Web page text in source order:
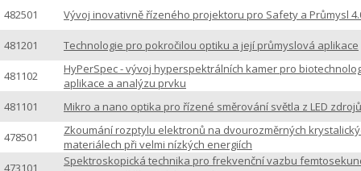
482501
Vývoj inovativně řízeného projektoru pro Safety a Průmysl
481201 Technologie pro pokročilou optiku a její průmyslová aplikace
481102
HyPerSpec - vývoj hyperspektrálních kamer pro
aplikace a analýzu prvku
481101
Mikro a nano optika pro řízené směrování světla z LED zdrojů
478501
Zkoumání rozptylu elektronů na dvourozměrných
materiálech při velmi nízkých energiích
473101
Spektroskopická technika pro frekvenční vazbu